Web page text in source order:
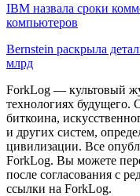
IBM назвала сроки
компьютеров
Bernstein раскрыла
млрд
ForkLog — культовый
технологиях будущего.
биткоина,
и других систем,
цивилизации. Все
ForkLog. Вы можете
после согласования с
ссылки на ForkLog.